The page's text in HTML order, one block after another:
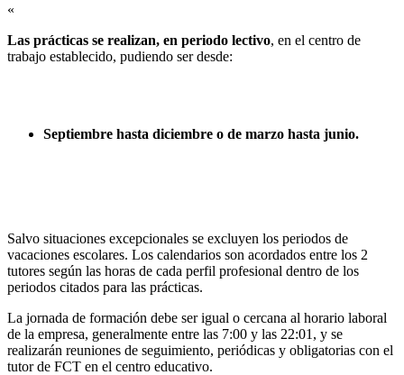
«
Las prácticas se realizan, en periodo lectivo, en el centro de
trabajo establecido, pudiendo ser desde:
Septiembre hasta diciembre o de marzo hasta junio.
Salvo situaciones excepcionales se excluyen los periodos de
vacaciones escolares. Los calendarios son acordados entre los 2
tutores según las horas de cada perfil profesional dentro de los
periodos citados para las prácticas.
La jornada de formación debe ser igual o cercana al horario laboral
de la empresa, generalmente entre las 7:00 y las 22:01, y se
realizarán reuniones de seguimiento, periódicas y obligatorias con el
tutor de FCT en el centro educativo.